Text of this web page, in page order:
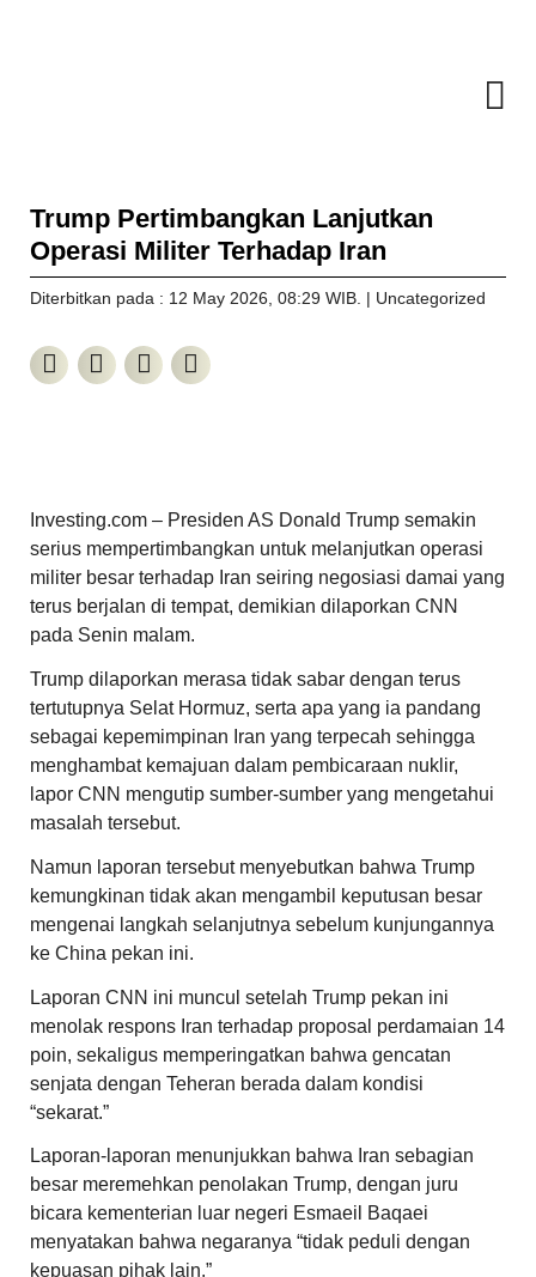
Trump Pertimbangkan Lanjutkan
Operasi Militer Terhadap Iran
Diterbitkan pada : 12 May 2026 , 08:29 WIB . | Uncategorized
Investing.com – Presiden AS Donald Trump semakin
serius mempertimbangkan untuk melanjutkan operasi
militer besar terhadap Iran seiring negosiasi damai yang
terus berjalan di tempat, demikian dilaporkan CNN
pada Senin malam.
Trump dilaporkan merasa tidak sabar dengan terus
tertutupnya Selat Hormuz, serta apa yang ia pandang
sebagai kepemimpinan Iran yang terpecah sehingga
menghambat kemajuan dalam pembicaraan nuklir,
lapor CNN mengutip sumber-sumber yang mengetahui
masalah tersebut.
Namun laporan tersebut menyebutkan bahwa Trump
kemungkinan tidak akan mengambil keputusan besar
mengenai langkah selanjutnya sebelum kunjungannya
ke China pekan ini.
Laporan CNN ini muncul setelah Trump pekan ini
menolak respons Iran terhadap proposal perdamaian 14
poin, sekaligus memperingatkan bahwa gencatan
senjata dengan Teheran berada dalam kondisi
“sekarat.”
Laporan-laporan menunjukkan bahwa Iran sebagian
besar meremehkan penolakan Trump, dengan juru
bicara kementerian luar negeri Esmaeil Baqaei
menyatakan bahwa negaranya “tidak peduli dengan
kepuasan pihak lain.”